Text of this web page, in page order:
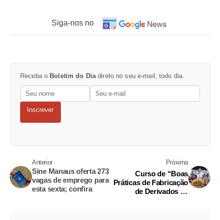
Siga-nos no
Receba o Boletim do Diadireto no seu e-mail, todo dia.
Inscrever
Anterior
Sine Manaus oferta 273
vagas de emprego para
esta sexta; confira
Próxima
Curso de “Boas
Práticas de Fabricação
de Derivados da